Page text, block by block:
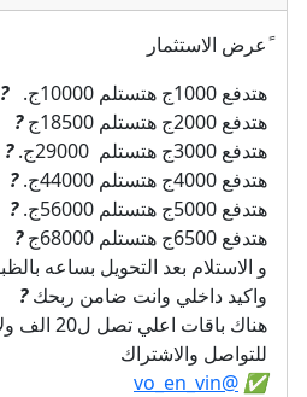
ًعرض الاستثمار
هتدفع 1000ج هتستلم 10000ج.
?
هتدفع 2000ج هتستلم 18500ج
?
هتدفع 3000ج هتستلم 29000ج.
?
هتدفع 4000ج هتستلم 44000ج.
?
هتدفع 5000ج هتستلم 56000ج.
?
هتدفع 6500ج هتستلم 68000ج
?
واكيد داخلي وانت ضامن ربحك?
هناك باقات اعلي تصل ل20 الف ولا يوجد اقل
للتواصل والاشتراك
✅
@vo_en_vin